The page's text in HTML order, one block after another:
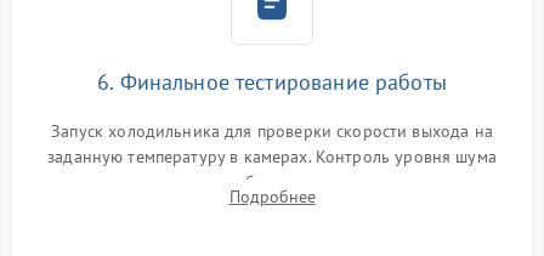
6. Финальное тестирование работы
Запуск холодильника для проверки скорости выхода на
заданную температуру в камерах. Контроль уровня шума
компрессора, отсутствия обмерзания стенок и корректного
срабатывания системы автоматической оттайки.
Подробнее